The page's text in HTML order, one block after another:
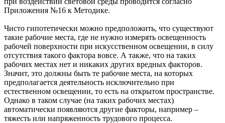
Приложения №16 к Методике.
Чисто гипотетически можно предположить, что существуют
такие рабочие места, где не нужно измерять освещенность
рабочей поверхности при искусственном освещении, в силу
отсутствия такого фактора вовсе. А также, что на таких
рабочих местах нет и никаких других вредных факторов.
Значит, это должны быть те рабочие места, на которых
предполагается деятельность исключительно при
естественном освещении, то есть на открытом пространстве.
Однако в таком случае (на таких рабочих местах)
автоматически появляются другие факторы, например –
тяжесть или напряженность трудового процесса.